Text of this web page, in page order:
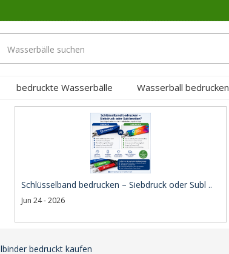
bedruckte Wasserbälle Wasserball bedrucken
Schlüsselband bedrucken – Siebdruck oder Subl ..
Jun 24 - 2026
bedruckt kaufen